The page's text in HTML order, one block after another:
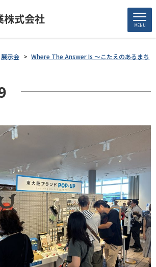
株式会社 MENU
展示会 > Where The Answer Is ～こたえのあるまち